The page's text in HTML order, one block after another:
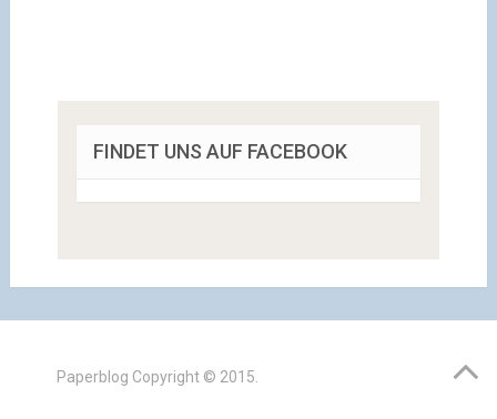
FINDET UNS AUF FACEBOOK
Paperblog Copyright © 2015.